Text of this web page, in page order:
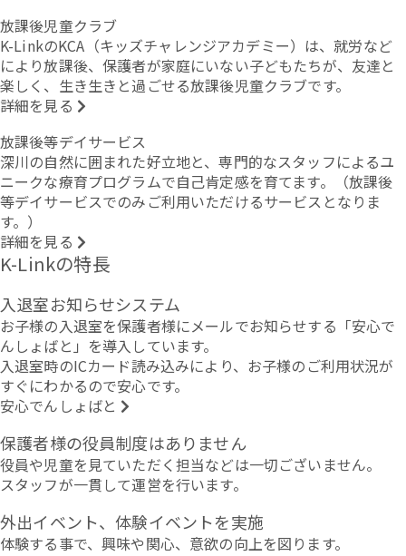
放課後児童クラブ
K-LinkのKCA（キッズチャレンジアカデミー）は、就労など
により放課後、保護者が家庭にいない子どもたちが、友達と
楽しく、生き生きと過ごせる放課後児童クラブです。
詳細を見る
放課後等デイサービス
深川の自然に囲まれた好立地と、専門的なスタッフによるユ
ニークな療育プログラムで自己肯定感を育てます。（放課後
等デイサービスでのみご利用いただけるサービスとなりま
す。）
詳細を見る
K-Linkの特長
入退室お知らせシステム
お子様の入退室を保護者様にメールでお知らせする「安心で
んしょばと」を導入しています。
入退室時のICカード読み込みにより、お子様のご利用状況が
すぐにわかるので安心です。
安心でんしょばと
保護者様の役員制度はありません
役員や児童を見ていただく担当などは一切ございません。
スタッフが一貫して運営を行います。
外出イベント、体験イベントを実施
体験する事で、興味や関心、意欲の向上を図ります。